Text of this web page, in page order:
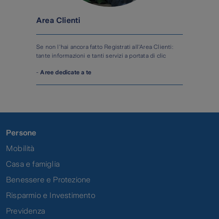
Area Clienti
Se non l'hai ancora fatto Registrati all'Area Clienti:
tante informazioni e tanti servizi a portata di clic
-Aree dedicate a te
Persone
Mobilità
Casa e famiglia
Benessere e Protezione
Risparmio e Investimento
Previdenza